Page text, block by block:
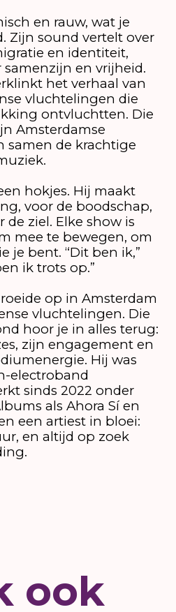
en rauw, wat je
Zijn sound vertelt over
en identiteit,
en vrijheid.
het verhaal van
vluchtelingen die
ontvluchtten. Die
Amsterdamse
samen de krachtige
hokjes. Hij maakt
voor de boodschap,
ziel. Elke show is
mee te bewegen, om
je bent. “Dit ben ik,”
ik trots op.”
op in Amsterdam
vluchtelingen. Die
hoor je in alles terug:
zijn engagement en
Hij was
electroband
sinds 2022 onder
als Ahora Sí en
een artiest in bloei:
en altijd op zoek
ook